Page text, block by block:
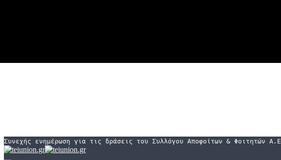
Συνεχής ενημέρωση για τις δράσεις του Συλλόγου Αποφοίτων &